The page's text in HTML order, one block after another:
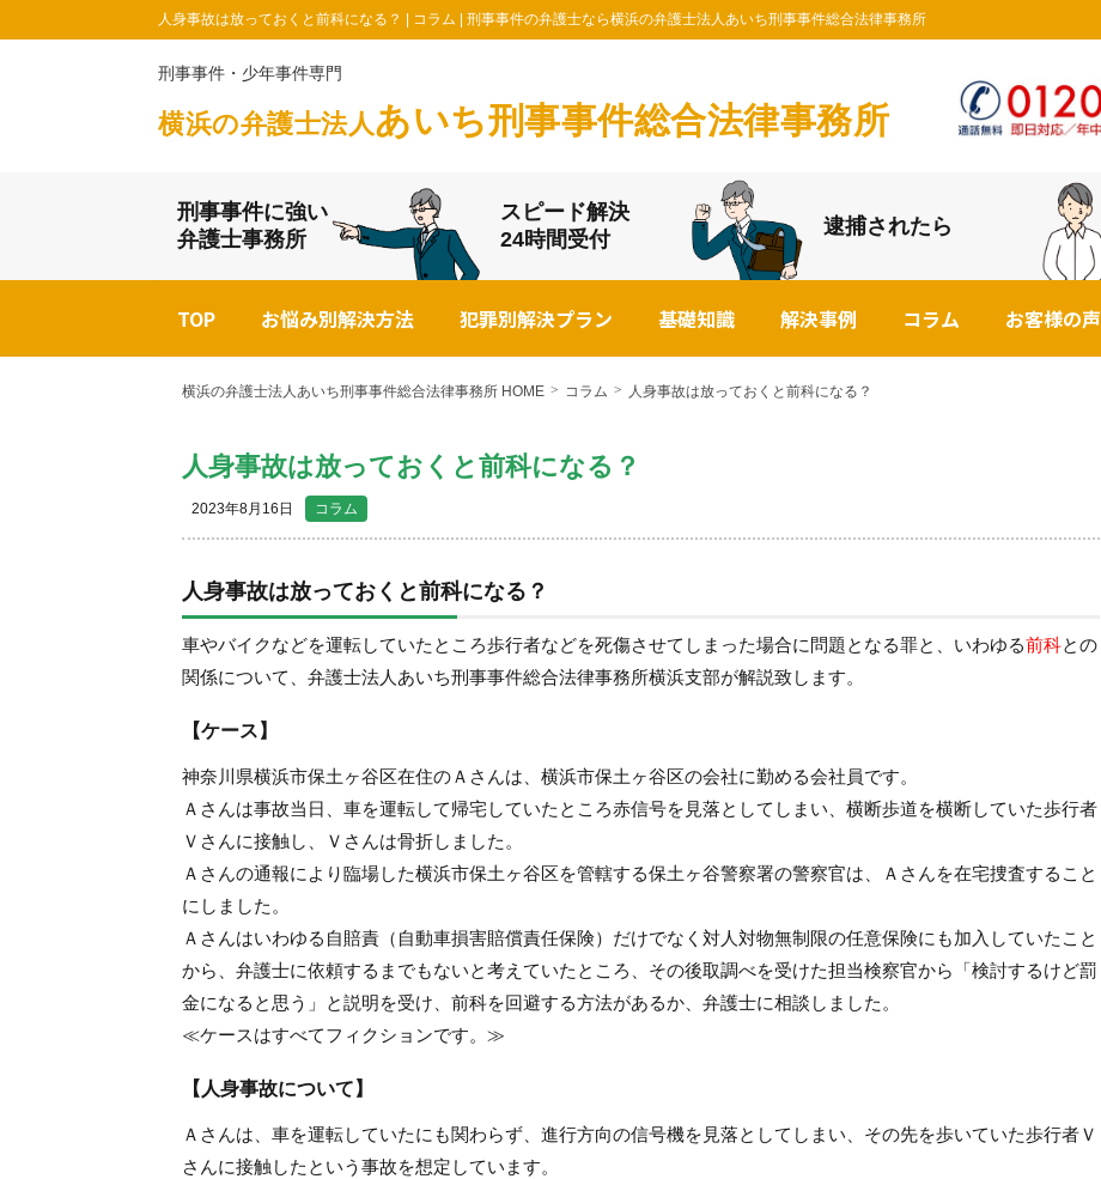
人身事故は放っておくと前科になる？ | コラム | 刑事事件の弁護士なら横浜の弁護士法人あいち刑事事件総合法律事務所
刑事事件・少年事件専門
横浜の弁護士法人あいち刑事事件総合法律事務所
刑事事件に強い
弁護士事務所
スピード解決
24時間受付
逮捕されたら
TOP お悩み別解決方法 犯罪別解決プラン 基礎知識 解決事例 コラム お客様の声
横浜の弁護士法人あいち刑事事件総合法律事務所 HOME コラム 人身事故は放っておくと前科になる？
人身事故は放っておくと前科になる？
2023年8月16日 コラム
人身事故は放っておくと前科になる？
車やバイクなどを運転していたところ歩行者などを死傷させてしまった場合に問題となる罪と、いわゆる前科との
関係について、弁護士法人あいち刑事事件総合法律事務所横浜支部が解説致します。
【ケース】
神奈川県横浜市保土ヶ谷区在住のＡさんは、横浜市保土ヶ谷区の会社に勤める会社員です。
Ａさんは事故当日、車を運転して帰宅していたところ赤信号を見落としてしまい、横断歩道を横断していた歩行者
Ｖさんに接触し、Ｖさんは骨折しました。
Ａさんの通報により臨場した横浜市保土ヶ谷区を管轄する保土ヶ谷警察署の警察官は、Ａさんを在宅捜査すること
にしました。
Ａさんはいわゆる自賠責（自動車損害賠償責任保険）だけでなく対人対物無制限の任意保険にも加入していたこと
から、弁護士に依頼するまでもないと考えていたところ、その後取調べを受けた担当検察官から「検討するけど罰
金になると思う」と説明を受け、前科を回避する方法があるか、弁護士に相談しました。
≪ケースはすべてフィクションです。≫
【人身事故について】
Ａさんは、車を運転していたにも関わらず、進行方向の信号機を見落としてしまい、その先を歩いていた歩行者Ｖ
さんに接触したという事故を想定しています。